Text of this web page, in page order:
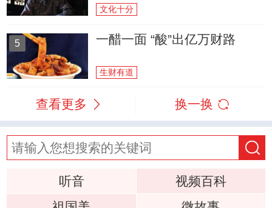
文化十分
5 一醋一面 “酸”出亿万财路
生财有道
查看更多 换一换
听音
视频百科